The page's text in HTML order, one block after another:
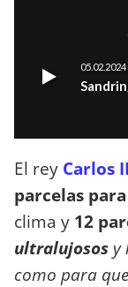
El rey Carlos
parcelas
clima y 12
ultralujosos y
como para que